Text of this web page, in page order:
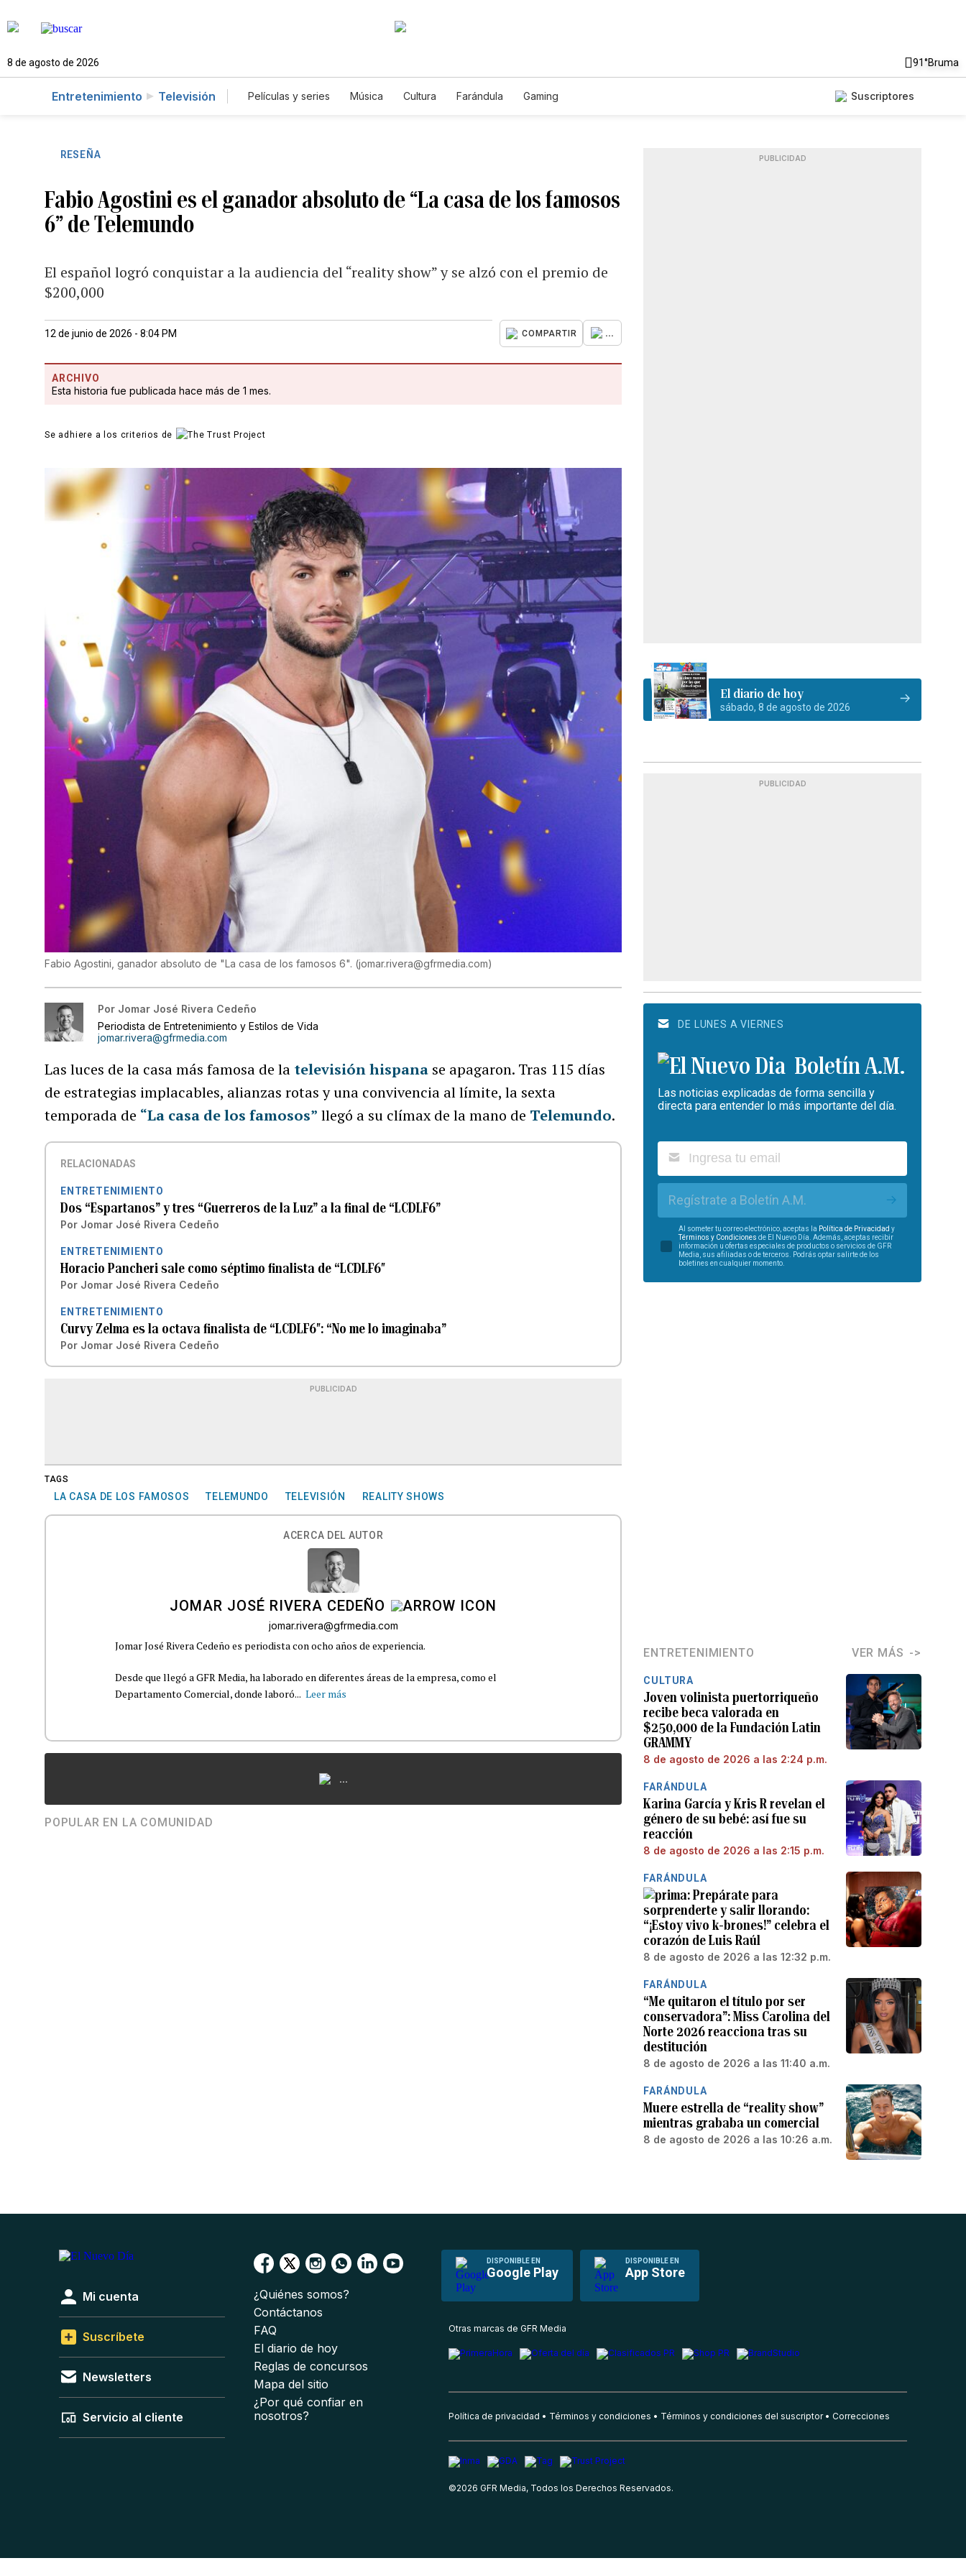
8 de agosto de 2026 91°Bruma
Entretenimiento Televisión Películas y series Música Cultura Farándula Gaming Suscriptores
RESEÑA
Fabio Agostini es el ganador absoluto de “La casa de los famosos
6” de Telemundo
El español logró conquistar a la audiencia del “reality show” y se alzó con el premio de
$200,000
12 de junio de 2026 - 8:04 PM COMPARTIR ...
ARCHIVO
Esta historia fue publicada hace más de 1 mes.
Se adhiere a los criterios de
Fabio Agostini, ganador absoluto de "La casa de los famosos 6". (jomar.rivera@gfrmedia.com)
Por Jomar José Rivera Cedeño
Periodista de Entretenimiento y Estilos de Vida
jomar.rivera@gfrmedia.com
Las luces de la casa más famosa de la televisión hispana se apagaron. Tras 115 días
de estrategias implacables, alianzas rotas y una convivencia al límite, la sexta
temporada de “La casa de los famosos” llegó a su clímax de la mano de Telemundo.
RELACIONADAS
ENTRETENIMIENTO
Dos “Espartanos” y tres “Guerreros de la Luz” a la final de “LCDLF6”
Por Jomar José Rivera Cedeño
ENTRETENIMIENTO
Horacio Pancheri sale como séptimo finalista de “LCDLF6″
Por Jomar José Rivera Cedeño
ENTRETENIMIENTO
Curvy Zelma es la octava finalista de “LCDLF6″: “No me lo imaginaba”
Por Jomar José Rivera Cedeño
PUBLICIDAD
TAGS
LA CASA DE LOS FAMOSOS TELEMUNDO TELEVISIÓN REALITY SHOWS
ACERCA DEL AUTOR
JOMAR JOSÉ RIVERA CEDEÑO
jomar.rivera@gfrmedia.com
Jomar José Rivera Cedeño es periodista con ocho años de experiencia.
Desde que llegó a GFR Media, ha laborado en diferentes áreas de la empresa, como el
Departamento Comercial, donde laboró... Leer más
...
POPULAR EN LA COMUNIDAD
PUBLICIDAD
El diario de hoy
sábado, 8 de agosto de 2026
PUBLICIDAD
DE LUNES A VIERNES
Boletín A.M.
Las noticias explicadas de forma sencilla y
directa para entender lo más importante del día.
Regístrate a Boletín A.M.
Al someter tu correo electrónico, aceptas la Política de Privacidad y
Términos y Condiciones de El Nuevo Día. Además, aceptas recibir
información u ofertas especiales de productos o servicios de GFR
Media, sus afiliadas o de terceros. Podrás optar salirte de los
boletines en cualquier momento.
ENTRETENIMIENTO VER MÁS
CULTURA
Joven volinista puertorriqueño
recibe beca valorada en
$250,000 de la Fundación Latin
GRAMMY
8 de agosto de 2026 a las 2:24 p.m.
FARÁNDULA
Karina García y Kris R revelan el
género de su bebé: así fue su
reacción
8 de agosto de 2026 a las 2:15 p.m.
FARÁNDULA
Prepárate para
sorprenderte y salir llorando:
“¡Estoy vivo k-brones!” celebra el
corazón de Luis Raúl
8 de agosto de 2026 a las 12:32 p.m.
FARÁNDULA
“Me quitaron el título por ser
conservadora”: Miss Carolina del
Norte 2026 reacciona tras su
destitución
8 de agosto de 2026 a las 11:40 a.m.
FARÁNDULA
Muere estrella de “reality show”
mientras grababa un comercial
8 de agosto de 2026 a las 10:26 a.m.
DISPONIBLE EN
Google Play
DISPONIBLE EN
App Store
Mi cuenta
Suscríbete
Newsletters
Servicio al cliente
¿Quiénes somos?
Contáctanos
FAQ
El diario de hoy
Reglas de concursos
Mapa del sitio
¿Por qué confiar en
nosotros?
Otras marcas de GFR Media
Política de privacidad Términos y condiciones Términos y condiciones del suscriptor Correcciones
©2026 GFR Media, Todos los Derechos Reservados.